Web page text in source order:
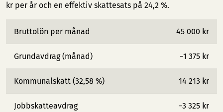
kr per år och en effektiv skattesats på 24,2 %.
Bruttolön per månad 45 000 kr
Grundavdrag (månad) −1 375 kr
Kommunalskatt (32,58 %) 14 213 kr
Jobbskatteavdrag −3 325 kr